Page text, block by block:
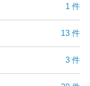
1 件
13 件
3 件